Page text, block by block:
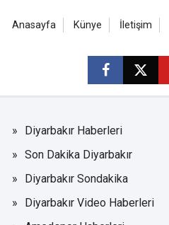
Anasayfa Künye İletişim
Diyarbakır Haberleri
Son Dakika Diyarbakır
Diyarbakır Sondakika
Diyarbakır Video Haberleri